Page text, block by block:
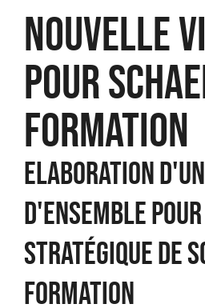
NOUVELLE
POUR
FORMATION
Elaboration
d'ensemble
stratégique de
Formation